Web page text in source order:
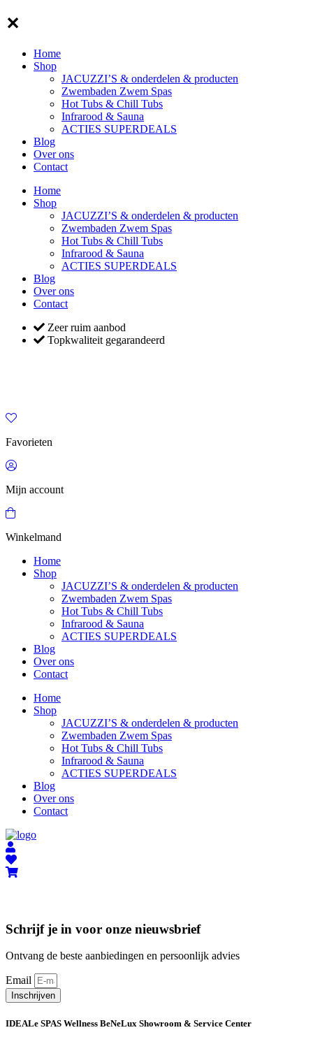
✕
Home
Shop
JACUZZI’S & onderdelen & producten
Zwembaden Zwem Spas
Hot Tubs & Chill Tubs
Infrarood & Sauna
ACTIES SUPERDEALS
Blog
Over ons
Contact
Home
Shop
JACUZZI’S & onderdelen & producten
Zwembaden Zwem Spas
Hot Tubs & Chill Tubs
Infrarood & Sauna
ACTIES SUPERDEALS
Blog
Over ons
Contact
Zeer ruim aanbod
Topkwaliteit gegarandeerd
Favorieten
Mijn account
Winkelmand
Home
Shop
JACUZZI’S & onderdelen & producten
Zwembaden Zwem Spas
Hot Tubs & Chill Tubs
Infrarood & Sauna
ACTIES SUPERDEALS
Blog
Over ons
Contact
Home
Shop
JACUZZI’S & onderdelen & producten
Zwembaden Zwem Spas
Hot Tubs & Chill Tubs
Infrarood & Sauna
ACTIES SUPERDEALS
Blog
Over ons
Contact
Schrijf je in voor onze nieuwsbrief
Ontvang de beste aanbiedingen en persoonlijk advies
Email
Inschrijven
IDEALe SPAS Wellness BeNeLux Showroom & Service Center